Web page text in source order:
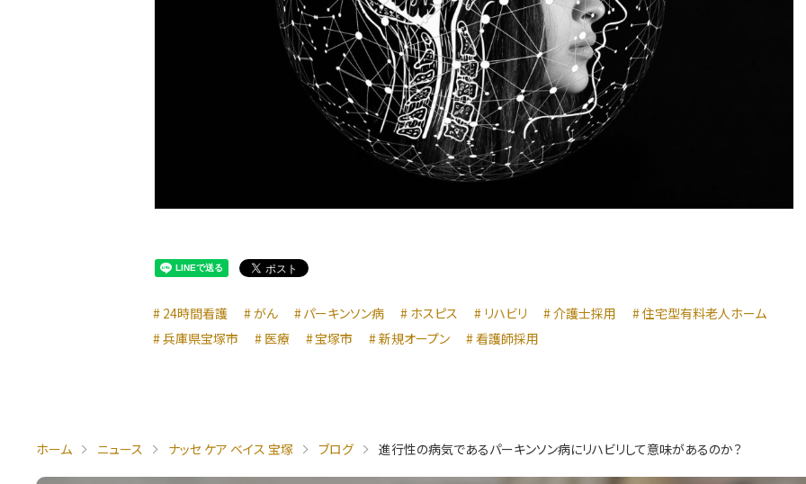
24時間看護 がん パーキンソン病 ホスピス リハビリ 介護士採用
住宅型有料老人ホーム
兵庫県宝塚市
医療 宝塚市 新規オープン 看護師採用
ホーム ニュース ナッセ ケア ベイス 宝塚 ブログ 進行性の病気であるパーキンソン病にリハビリして意味があるのか？